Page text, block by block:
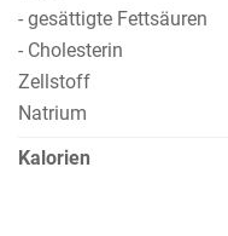
- gesättigte Fettsäuren
- Cholesterin
Zellstoff
Natrium
Kalorien